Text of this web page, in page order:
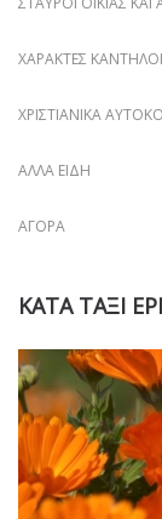
ΧΑΡΑΚΤΈΣ
ΧΡΙΣΤΙΑΝΙΚΆ
ΑΛΛΑ ΕΙΔΗ
ΑΓΟΡΆ
ΚΑΤΑ ΤΑΞΙ